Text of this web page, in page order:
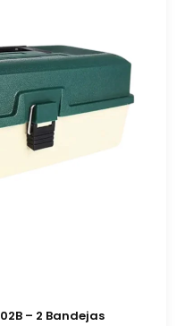
– 2 Bandejas